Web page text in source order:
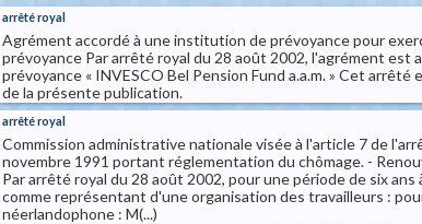
arrêté royal
Agrément accordé à une institution de prévoyance pour
prévoyance Par arrêté royal du 28 août 2002, l'agrément est
prévoyance « INVESCO Bel Pension Fund a.a.m. » Cet arrêté
de la présente publication.
arrêté royal
Commission administrative nationale visée à l'article 7 de
novembre 1991 portant réglementation du chômage. -
Par arrêté royal du 28 août 2002, pour une période de six
comme représentant d'une organisation des travailleurs :
néerlandophone : M(...)